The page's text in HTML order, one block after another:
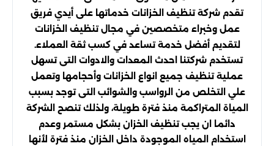
تقدم شركة تنظيف الخزانات خدماتها على أيدي فريق
عمل وخبراء متخصصين في مجال تنظيف الخزانات
لتقديم أفضل خدمة تساعد في كسب ثقة العملاء.
تستخدم شركتنا احدث المعدات والادوات التى تسهل
عملية تنظيف جميع انواع الخزانات وأحجامها وتعمل
علي التخلص من الرواسب والشوائب التى توجد بسبب
المياة المتراكمة منذ فترة طويلة، ولذلك تنصح الشركة
دائما ان يجب تنظيف الخزان بشكل مستمر وعدم
استخدام المياه الموجودة داخل الخزان منذ فترة لأنها